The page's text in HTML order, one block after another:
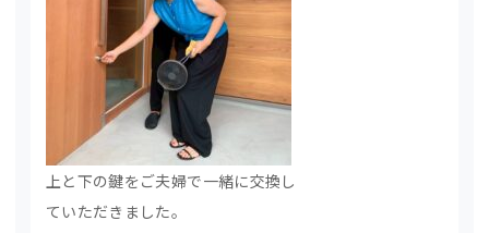
上と下の鍵をご夫婦で一緒に交換し
ていただきました。